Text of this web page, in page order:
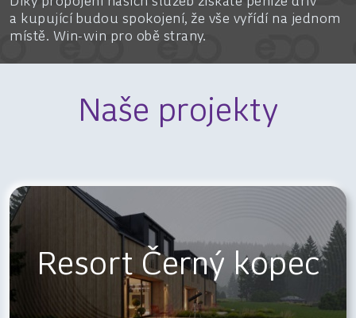
a kupující budou spokojení, že vše vyřídí na jednom
místě. Win-win pro obě strany.
Naše projekty
Resort Černý kopec